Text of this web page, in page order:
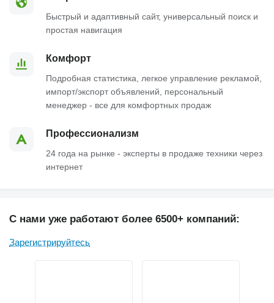
Быстрый и адаптивный сайт, универсальный поиск и
простая навигация
Комфорт
Подробная статистика, легкое управление рекламой,
импорт/экспорт объявлений, персональный
менеджер - все для комфортных продаж
Профессионализм
24 года на рынке - эксперты в продаже техники через
интернет
С нами уже работают более 6500+ компаний:
Зарегистрируйтесь